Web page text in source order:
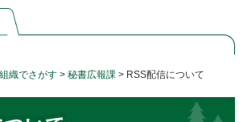
組織でさがす > 秘書広報課 > RSS配信について